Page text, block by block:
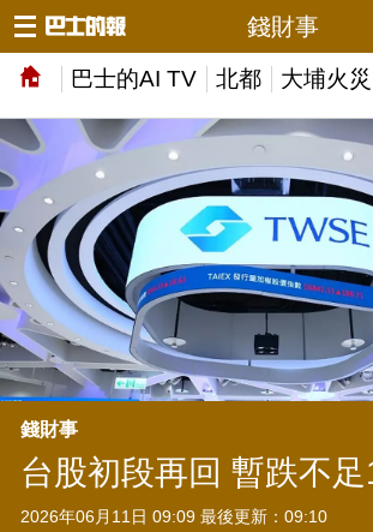
巴士的AI TV 北都 大埔火災
錢財事
錢財事
台股初段再回 暫跌不
2026年06月11日 09:09 最後更新：09:10